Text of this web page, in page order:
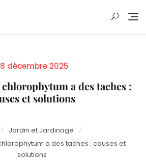
Posted
décembre 2025
a des taches :
et solutions
Jardin et Jardinage
a des taches : causes et
solutions